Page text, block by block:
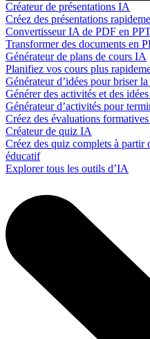
Créateur de présentations IA
Créez des présentations
Convertisseur IA de PDF en
Transformer des documents en
Générateur de plans de cours IA
Planifiez vos cours plus
Générateur d’idées pour briser
Générer des activités et des
Générateur d’activités pour
Créez des évaluations
Créateur de quiz IA
Créez des quiz complets à partir
éducatif
Explorer tous les outils d’IA